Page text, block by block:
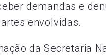
demandas e
envolvidas.
da Secretaria